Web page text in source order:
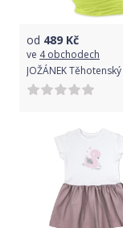
od 489 Kč
ve 4 obchodech